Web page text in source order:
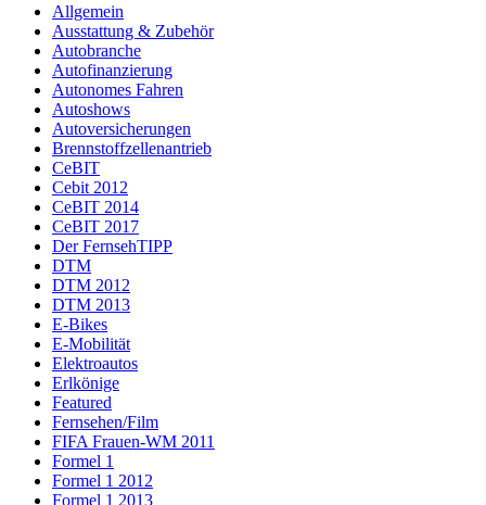
Allgemein
Ausstattung & Zubehör
Autobranche
Autofinanzierung
Autonomes Fahren
Autoshows
Autoversicherungen
Brennstoffzellenantrieb
CeBIT
Cebit 2012
CeBIT 2014
CeBIT 2017
Der FernsehTIPP
DTM
DTM 2012
DTM 2013
E-Bikes
E-Mobilität
Elektroautos
Erlkönige
Featured
Fernsehen/Film
FIFA Frauen-WM 2011
Formel 1
Formel 1 2012
Formel 1 2013